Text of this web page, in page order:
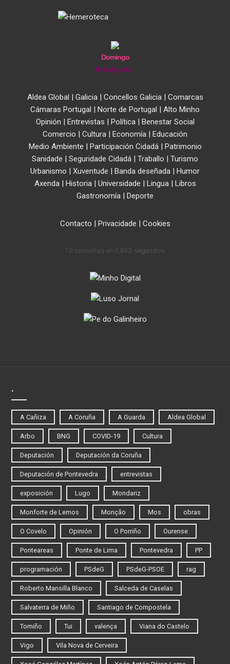
Domingo
9 de Agosto
Aldea Global | Galicia| Concellos Galicia| Comarcas
Cámaras Portugal | Norte de Portugal | Alto Minho
Opinión | Entrevistas | Política| Benestar Social
Comercio | Cultura | Economía | Educación
Medio Ambiente | Participación Cidadá| Patrimonio
Sanidade | Seguridade Cidadá | Traballo | Turismo
Urbanismo | Xuventude | Banda deseñada | Humor
Axenda| Historia| Universidade | Lingua| Libros
Gastronomía | Deporte
Contacto | Privacidade | Cookies
10 consultas en 0,833 segundos.
.
A Cañiza A Coruña A Guarda Aldea Global
Arbo BNG COVID-19 Cultura
Deputación Deputación da Coruña
Deputación de Pontevedra entrevistas
exposición Lugo Mondariz
Monforte de Lemos Monção Mos obras
O Covelo Opinión O Porriño Ourense
Ponteareas Ponte de Lima Pontevedra PP
programación PSdeG PSdeG-PSOE rag
Roberto Mansilla Blanco Salceda de Caselas
Salvaterra de Miño Santiago de Compostela
Tomiño Tui valença Viana do Castelo
Vigo Vila Nova de Cerveira